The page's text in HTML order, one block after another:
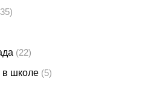
(22)
в школе (5)